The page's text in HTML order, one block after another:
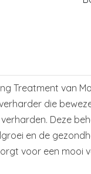
Treatment van
die
Deze
en de
voor een mooi